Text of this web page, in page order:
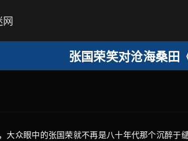
网
张国荣笑对沧海桑田
众眼中的张国荣就不再是八十年代那个沉醉于